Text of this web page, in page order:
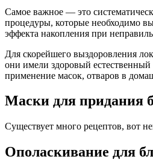
Самое важное — это
процедуры, которые необходимо
эффекта накопления при
Для скорейшего выздоровления
они имели здоровый
применение масок, отваров в
Маски для придания
Существует много рецептов, вот
Ополаскивание для